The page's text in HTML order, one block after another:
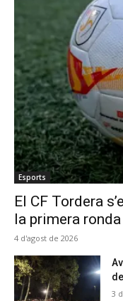
Esports
El CF Tordera
la primera
4 d'agost de 2026
3